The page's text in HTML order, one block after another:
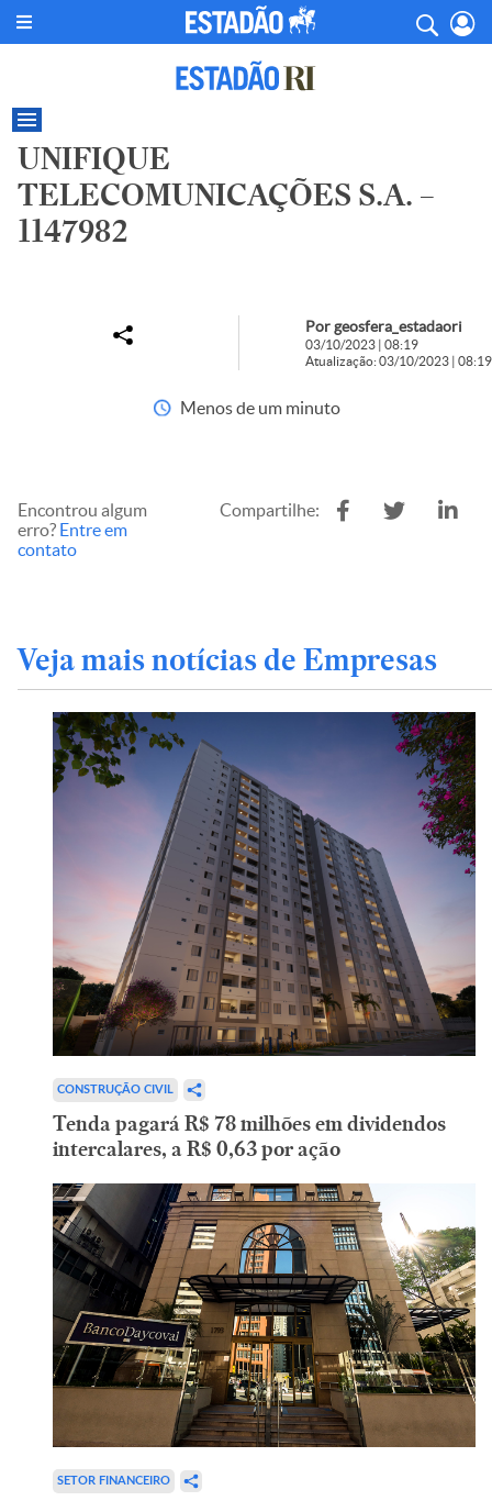
UNIFIQUE
TELECOMUNICAÇÕES S.A. –
1147982
Por geosfera_estadaori
03/10/2023 | 08:19
Atualização: 03/10/2023 | 08:19
Menos de um minuto
Encontrou algum
erro? Entre em
contato
Compartilhe:
Veja mais notícias de Empresas
CONSTRUÇÃO CIVIL
Tenda pagará R$ 78 milhões em dividendos
intercalares, a R$ 0,63 por ação
SETOR FINANCEIRO